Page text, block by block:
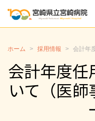
ホーム > 採用情報 >
会計年度任
いて（医師